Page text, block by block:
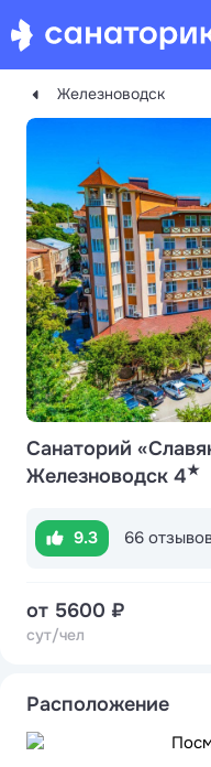
Железноводск
Санаторий
Железноводск 4★
Расположение
9.3 66
от 5600 ₽
сут/чел